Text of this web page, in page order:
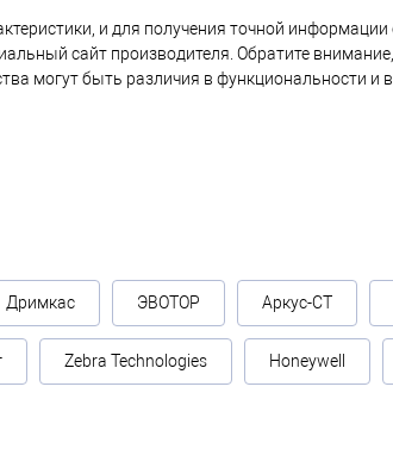
и для получения точной
сайт производителя. Обратите
могут быть различия в функциональности и
Дримкас ЭВОТОР Аркус-СТ
Zebra Technologies Honeywell